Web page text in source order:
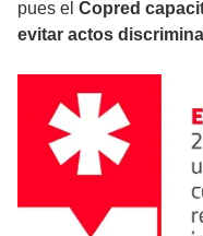
pues el Copred
evitar actos